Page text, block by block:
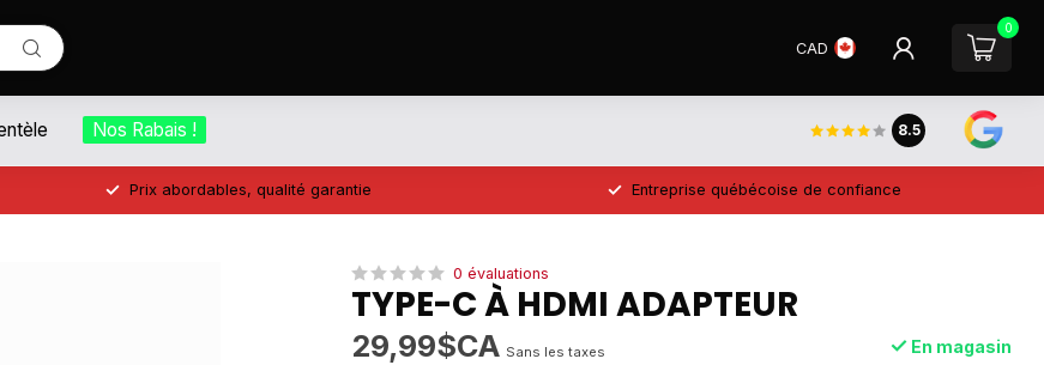
CAD
0
Nos Rabais ! 8.5
Prix abordables, qualité garantie Entreprise québécoise de confiance
0 évaluations
TYPE-C À HDMI ADAPTEUR
29,99$CA Sans les taxes En magasin